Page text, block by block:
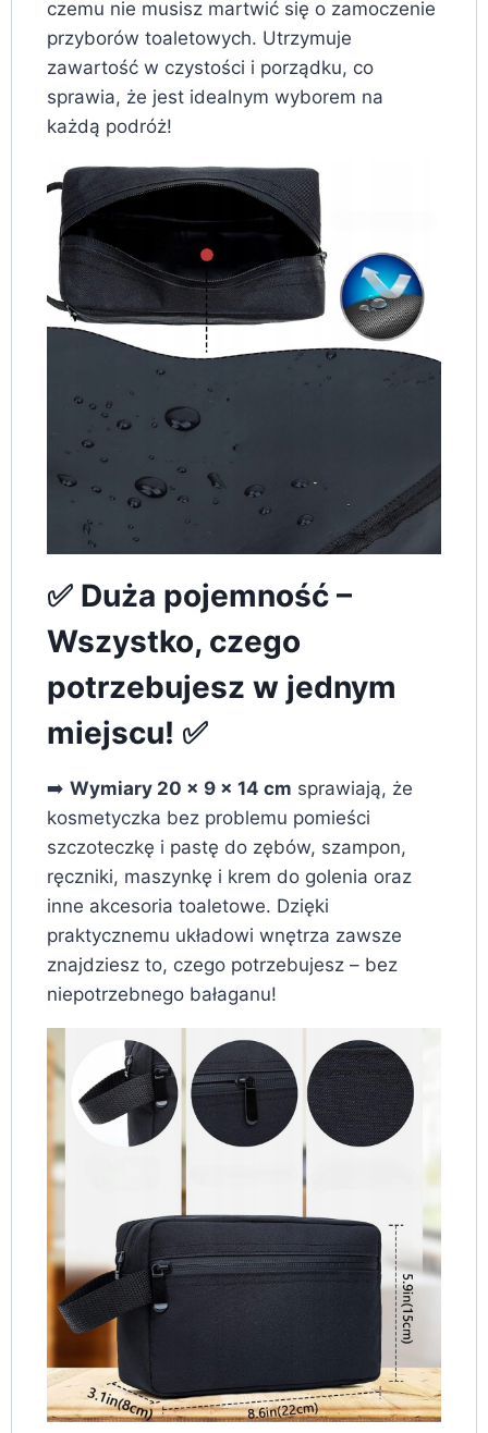
czemu nie musisz martwić się o zamoczenie
przyborów toaletowych. Utrzymuje
zawartość w czystości i porządku, co
sprawia, że jest idealnym wyborem na
każdą podróż!
✅ Duża pojemność –
Wszystko, czego
potrzebujesz w jednym
miejscu! ✅
➡️ Wymiary 20 x 9 x 14 cm sprawiają, że
kosmetyczka bez problemu pomieści
szczoteczkę i pastę do zębów, szampon,
ręczniki, maszynkę i krem do golenia oraz
inne akcesoria toaletowe. Dzięki
praktycznemu układowi wnętrza zawsze
znajdziesz to, czego potrzebujesz – bez
niepotrzebnego bałaganu!